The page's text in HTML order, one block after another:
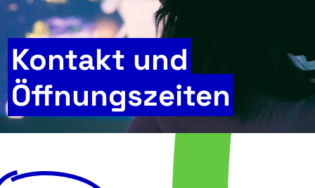
Kontakt und
Öffnungszeiten